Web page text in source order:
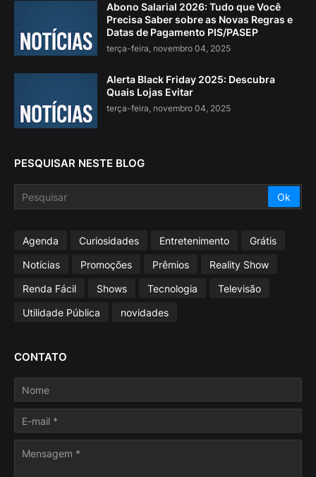
Abono Salarial 2026: Tudo que Você
Precisa Saber sobre as Novas Regras e
Datas de Pagamento PIS/PASEP
terça-feira, novembro 04, 2025
Alerta Black Friday 2025: Descubra
Quais Lojas Evitar
terça-feira, novembro 04, 2025
PESQUISAR NESTE BLOG
Agenda Curiosidades Entretenimento
Grátis
Notícias
Promoções Prêmios
Reality Show
Renda Fácil
Shows Tecnologia
Televisão
Utilidade Pública
novidades
CONTATO